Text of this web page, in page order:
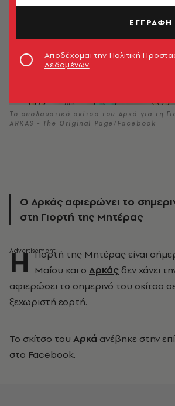
Το απολαυστικό σκίτσο του Αρκά για τη
ARKAS - The Original Page/Facebook
Ο Αρκάς αφιερώνει το
στη Γιορτή της Μητέρας
Η Γιορτή της Μητέρας είναι
Μαΐου και ο Αρκάς δεν χάνει
αφιερώσει το σημερινό του σκίτσο
ξεχωριστή εορτή.
Το σκίτσο του Αρκά ανέβηκε στην
στο Facebook.
ΕΓΓΡΑΦΗ
Αποδέχομαι την Πολιτική
Δεδομένων